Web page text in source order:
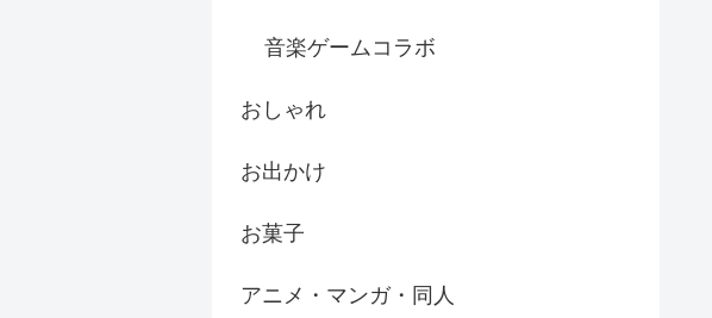
音楽ゲームコラボ
おしゃれ
お出かけ
お菓子
アニメ・マンガ・同人